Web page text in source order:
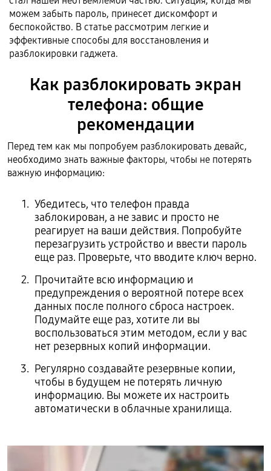
можем забыть пароль, принесет дискомфорт и
беспокойство. В статье рассмотрим легкие и
эффективные способы для восстановления и
разблокировки гаджета.
Как разблокировать экран
телефона: общие
рекомендации
Перед тем как мы попробуем разблокировать девайс,
необходимо знать важные факторы, чтобы не потерять
важную информацию:
Убедитесь, что телефон правда
заблокирован, а не завис и просто не
реагирует на ваши действия. Попробуйте
перезагрузить устройство и ввести пароль
еще раз. Проверьте, что вводите ключ верно.
Прочитайте всю информацию и
предупреждения о вероятной потере всех
данных после полного сброса настроек.
Подумайте еще раз, хотите ли вы
воспользоваться этим методом, если у вас
нет резервных копий информации.
Регулярно создавайте резервные копии,
чтобы в будущем не потерять личную
информацию. Вы можете их настроить
автоматически в облачные хранилища.